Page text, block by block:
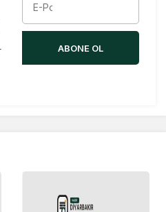
ABONE OL